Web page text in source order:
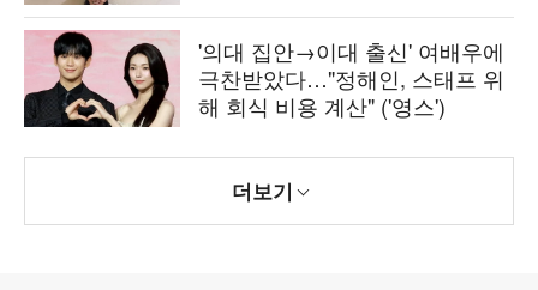
'의대 집안→이대 출신' 여배우에
극찬받았다…"정해인, 스태프 위
해 회식 비용 계산" ('영스')
더보기